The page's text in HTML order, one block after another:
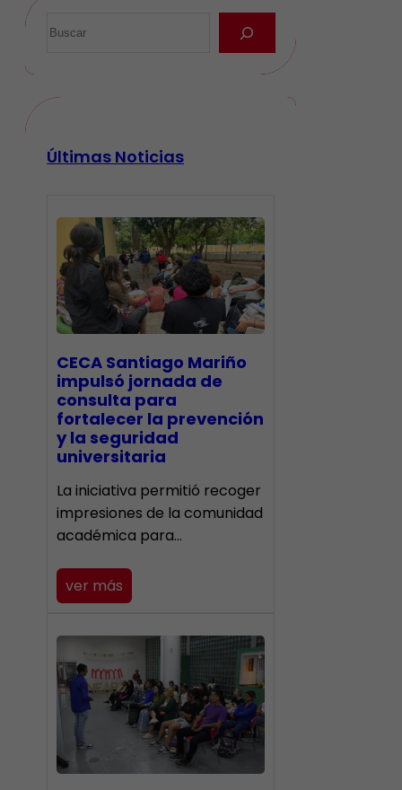
Últimas Noticias
CECA Santiago Mariño
impulsó jornada de
consulta para
fortalecer la prevención
y la seguridad
universitaria
La iniciativa permitió recoger
impresiones de la comunidad
académica para…
ver más